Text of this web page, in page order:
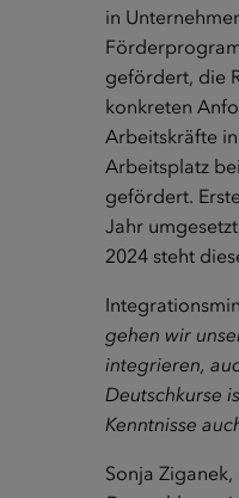
in
gefördert, die
konkreten
Arbeitskräfte
Arbeitsplatz
gefördert.
Jahr
2024 steht
gehen wir
integrieren,
Deutschkurse
Kenntnisse
Sonja